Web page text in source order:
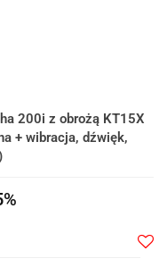
200i z obrożą KT15X
+ wibracja, dźwięk,